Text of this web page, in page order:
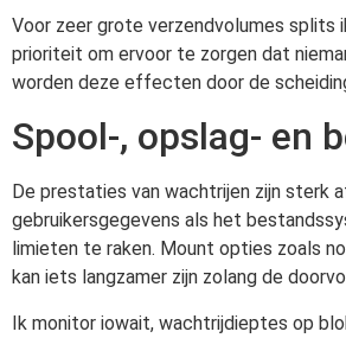
Voor zeer grote verzendvolumes splits
prioriteit om ervoor te zorgen dat
worden deze effecten door de
Spool-, opslag- en
De prestaties van wachtrijen zijn sterk
gebruikersgegevens als het
limieten te raken. Mount opties zoals
kan iets langzamer zijn zolang de
Ik monitor iowait, wachtrijdieptes op